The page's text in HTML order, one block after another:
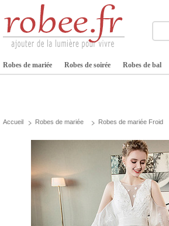
Robes de mariée Robes de soirée Robes de bal
Accueil Robes de mariée Robes de mariée Froid